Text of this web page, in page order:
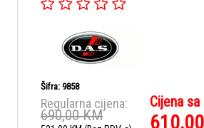
Šifra: 9858
Regularna cijena:
690,00KM
Cijena
610,00